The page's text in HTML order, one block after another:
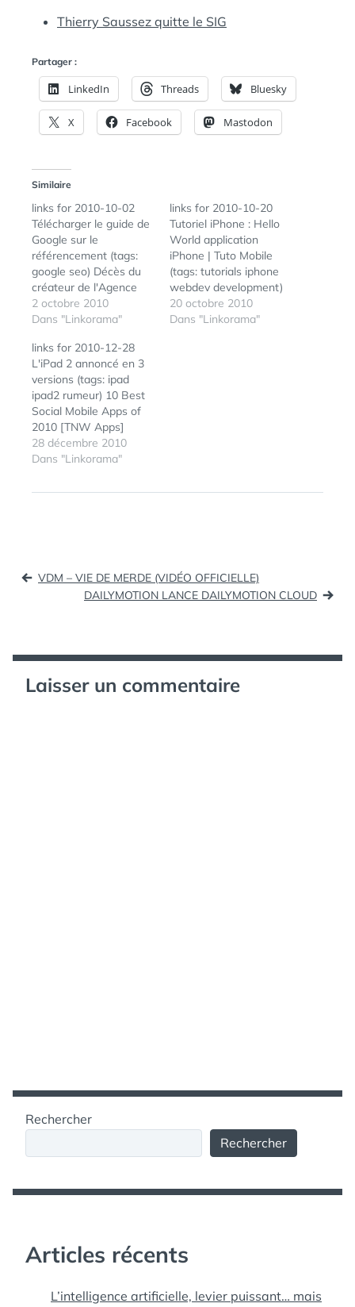
Thierry Saussez quitte le SIG
Partager :
LinkedIn Threads Bluesky
X Facebook Mastodon
Similaire
links for 2010-10-02
Télécharger le guide de
Google sur le
référencement (tags:
google seo) Décès du
créateur de l'Agence
tous risques, Stephen J.
Cannell Il avait créé
Deux Cents Dollars Plus
les Frais, Le Rebelle ,
Les Dessous de Palm
Beach, Les Têtes
brûlées ou Un Flic dans
la mafia…
2 octobre 2010
Dans "Linkorama"
links for 2010-10-20
Tutoriel iPhone : Hello
World application
iPhone | Tuto Mobile
(tags: tutorials iphone
webdev development)
Tutoriel, débuter avec
l'IPhone SDK | Blog MTI
20 octobre 2010
Dans "Linkorama"
links for 2010-12-28
L'iPad 2 annoncé en 3
versions (tags: ipad
ipad2 rumeur) 10 Best
Social Mobile Apps of
2010 [TNW Apps]
(tags: 2010) BitTorrent
Zeitgeist 2010 (tags:
for 2011 (tags: 2011)
2011, la télévision
28 décembre 2010
Dans "Linkorama"
Navigation
VDM – VIE DE MERDE (VIDÉO OFFICIELLE)
DAILYMOTION LANCE DAILYMOTION CLOUD
Laisser un commentaire
Rechercher
Rechercher
Articles récents
L’intelligence artificielle, levier puissant… mais